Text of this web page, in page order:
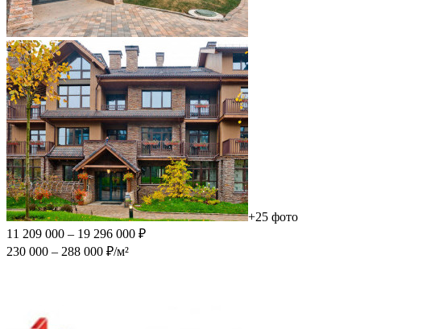
+25 фото
11 209 000 – 19 296 000 ₽
230 000 – 288 000 ₽/м²